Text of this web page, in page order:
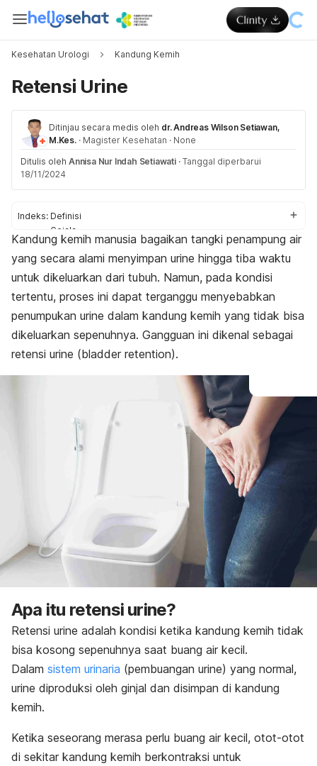
Kesehatan Urologi Kandung Kemih
Retensi Urine
Ditinjau secara medis oleh dr. Andreas Wilson Setiawan,
M.Kes. · Magister Kesehatan · None
Ditulis oleh Annisa Nur Indah Setiawati · Tanggal diperbarui
18/11/2024
Indeks: Definisi
Gejala
Penyebab
Komplikasi
Diagnosis
Pencegahan
Kandung kemih manusia bagaikan tangki penampung air
yang secara alami menyimpan urine hingga tiba waktu
untuk dikeluarkan dari tubuh. Namun, pada kondisi
tertentu, proses ini dapat terganggu menyebabkan
penumpukan urine dalam kandung kemih yang tidak bisa
dikeluarkan sepenuhnya. Gangguan ini dikenal sebagai
retensi urine (bladder retention).
Apa itu retensi urine?
Retensi urine adalah kondisi ketika kandung kemih tidak
bisa kosong sepenuhnya saat buang air kecil.
Dalam sistem urinaria (pembuangan urine) yang normal,
urine diproduksi oleh ginjal dan disimpan di kandung
kemih.
Ketika seseorang merasa perlu buang air kecil, otot-otot
di sekitar kandung kemih berkontraksi untuk